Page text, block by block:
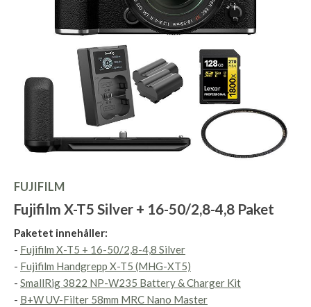
FUJIFILM
Fujifilm X-T5 Silver + 16-50/2,8-4,8 Paket
Paketet innehåller:
- Fujifilm X-T5 + 16-50/2,8-4,8 Silver
- Fujifilm Handgrepp X-T5 (MHG-XT5)
- SmallRig 3822 NP-W235 Battery & Charger Kit
- B+W UV-Filter 58mm MRC Nano Master